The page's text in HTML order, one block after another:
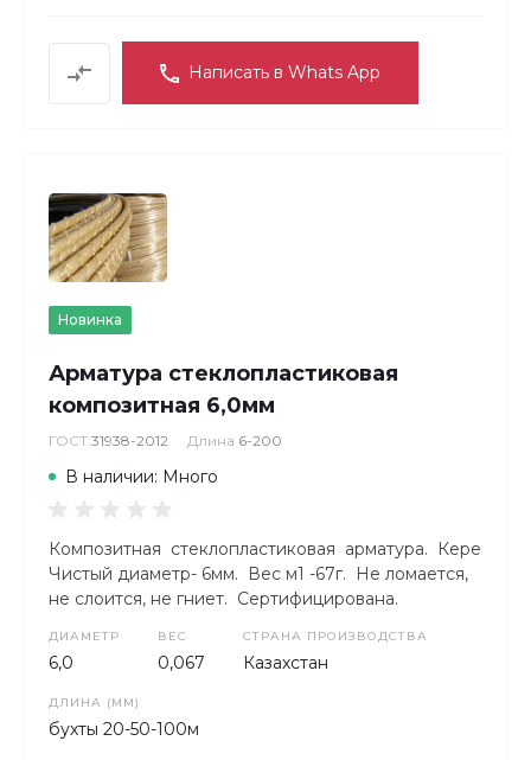
Написать в Whats App
Новинка
Арматура стеклопластиковая
композитная 6,0мм
ГОСТ 31938-2012 Длина 6-200
В наличии: Много
Композитная стеклопластиковая арматура.
Чистый диаметр- 6мм. Вес м1 -67г. Не ломается,
не слоится, не гниет. Сертифицирована.
ДИАМЕТР
6,0
ВЕС
0,067
СТРАНА ПРОИЗВОДСТВА
Казахстан
ДЛИНА (ММ)
бухты 20-50-100м